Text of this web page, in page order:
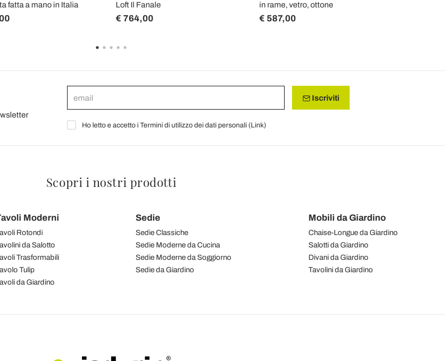
fatta a mano in Italia
Loft Il Fanale
€ 764,00
in rame, vetro, ottone
€ 587,00
Iscriviti
Ho letto e accetto i Termini di utilizzo dei dati personali (Link)
Scopri i nostri prodotti
Moderni
Rotondi
da Salotto
Trasformabili
Tulip
da Giardino
Sedie
Sedie Classiche
Sedie Moderne da Cucina
Sedie Moderne da Soggiorno
Sedie da Giardino
Mobili da Giardino
Chaise-Longue da Giardino
Salotti da Giardino
Divani da Giardino
Tavolini da Giardino